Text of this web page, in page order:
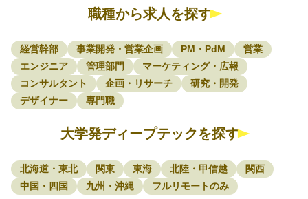
職種から求人を探す
経営幹部 事業開発・営業企画 PM・PdM
営業
エンジニア
管理部門
マーケティング・広報
コンサルタント
企画・リサーチ
研究・開発
デザイナー
専門職
大学発ディープテックを探す
北海道・東北 関東 東海 北陸・甲信越
関西
中国・四国
九州・沖縄 フルリモートのみ